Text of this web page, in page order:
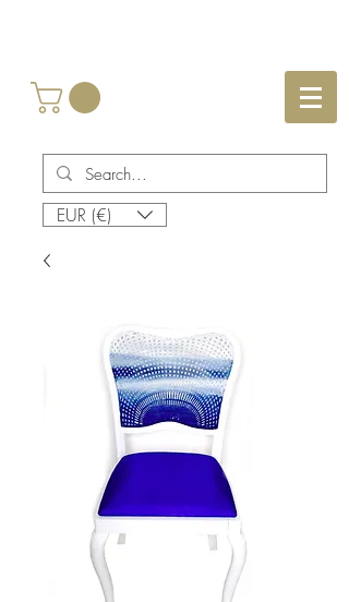
EUR (€)